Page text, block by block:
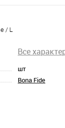
/ L
Все
шт
Bona Fide